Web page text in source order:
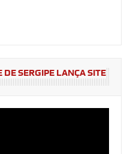
DE SERGIPE LANÇA SITE